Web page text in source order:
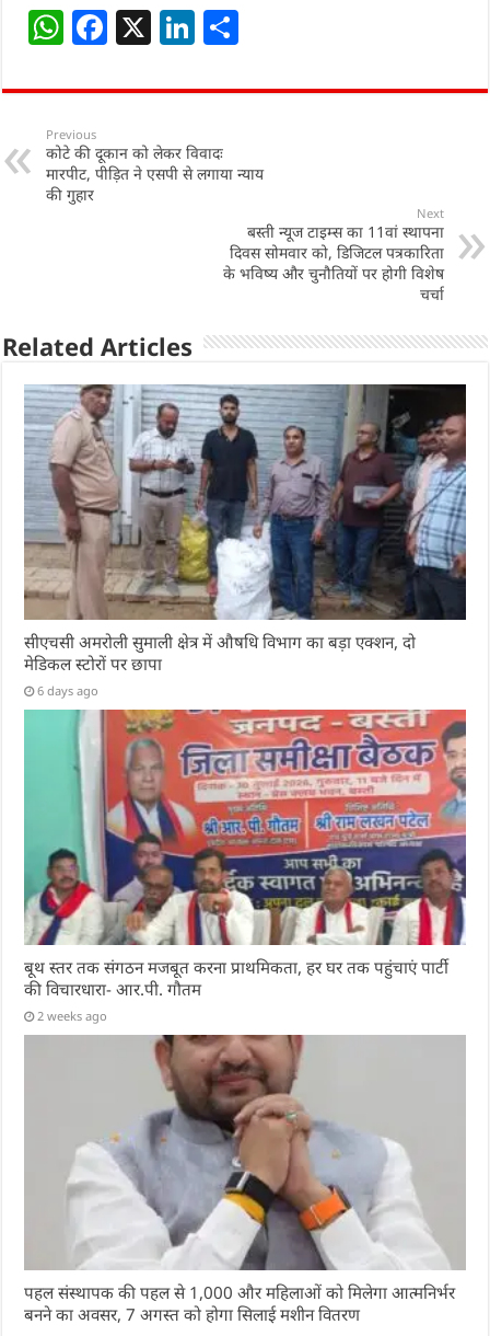
W
at
s
A
p
F
c
b
X Li
k
dI
ar
Previous
कोटे की दूकान को लेकर विवादः
मारपीट, पीड़ित ने एसपी से लगाया न्याय
की गुहार
Next
बस्ती न्यूज टाइम्स का 11वां स्थापना
दिवस सोमवार को, डिजिटल पत्रकारिता
के भविष्य और चुनौतियों पर होगी विशेष
चर्चा
Related Articles
सीएचसी अमरोली सुमाली क्षेत्र में औषधि विभाग का बड़ा एक्शन, दो
मेडिकल स्टोरों पर छापा
6 days ago
बूथ स्तर तक संगठन मजबूत करना प्राथमिकता, हर घर तक पहुंचाएं पार्टी
की विचारधारा- आर.पी. गौतम
2 weeks ago
पहल संस्थापक की पहल से 1,000 और महिलाओं को मिलेगा आत्मनिर्भर
बनने का अवसर, 7 अगस्त को होगा सिलाई मशीन वितरण